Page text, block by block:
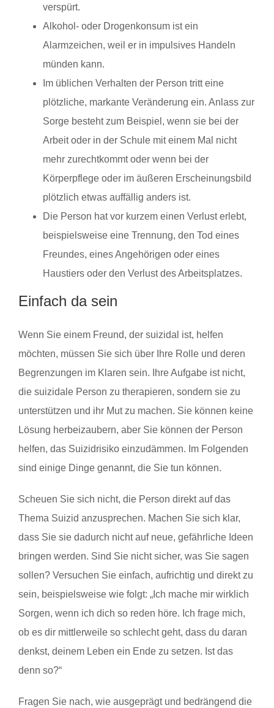
verspürt.
Alkohol- oder Drogenkonsum ist ein
Alarmzeichen, weil er in impulsives Handeln
münden kann.
Im üblichen Verhalten der Person tritt eine
plötzliche, markante Veränderung ein. Anlass zur
Sorge besteht zum Beispiel, wenn sie bei der
Arbeit oder in der Schule mit einem Mal nicht
mehr zurechtkommt oder wenn bei der
Körperpflege oder im äußeren Erscheinungsbild
plötzlich etwas auffällig anders ist.
Die Person hat vor kurzem einen Verlust erlebt,
beispielsweise eine Trennung, den Tod eines
Freundes, eines Angehörigen oder eines
Haustiers oder den Verlust des Arbeitsplatzes.
Einfach da sein
Wenn Sie einem Freund, der suizidal ist, helfen
möchten, müssen Sie sich über Ihre Rolle und deren
Begrenzungen im Klaren sein. Ihre Aufgabe ist nicht,
die suizidale Person zu therapieren, sondern sie zu
unterstützen und ihr Mut zu machen. Sie können keine
Lösung herbeizaubern, aber Sie können der Person
helfen, das Suizidrisiko einzudämmen. Im Folgenden
sind einige Dinge genannt, die Sie tun können.
Scheuen Sie sich nicht, die Person direkt auf das
Thema Suizid anzusprechen. Machen Sie sich klar,
dass Sie sie dadurch nicht auf neue, gefährliche Ideen
bringen werden. Sind Sie nicht sicher, was Sie sagen
sollen? Versuchen Sie einfach, aufrichtig und direkt zu
sein, beispielsweise wie folgt: „Ich mache mir wirklich
Sorgen, wenn ich dich so reden höre. Ich frage mich,
ob es dir mittlerweile so schlecht geht, dass du daran
denkst, deinem Leben ein Ende zu setzen. Ist das
denn so?“
Fragen Sie nach, wie ausgeprägt und bedrängend die